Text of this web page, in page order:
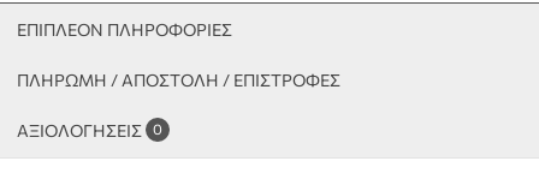
ΕΠΙΠΛΈΟΝ ΠΛΗΡΟΦΟΡΊΕΣ
ΠΛΗΡΩΜΗ / ΑΠΟΣΤΟΛΗ / ΕΠΙΣΤΡΟΦΕΣ
ΑΞΙΟΛΟΓΉΣΕΙΣ 0